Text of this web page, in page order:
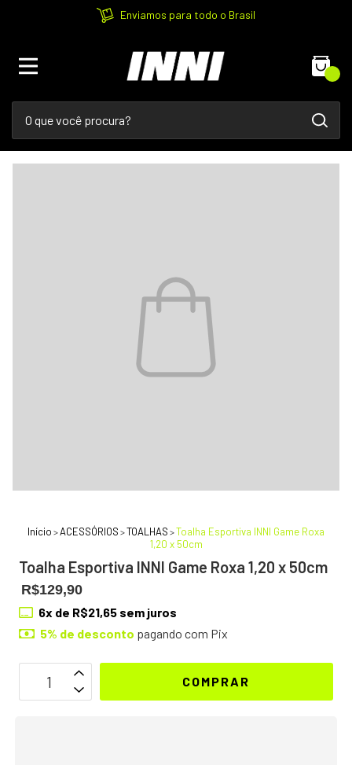
Enviamos para todo o Brasil
Início >ACESSÓRIOS >TOALHAS >Toalha Esportiva INNI Game Roxa
1,20 x 50cm
Toalha Esportiva INNI Game Roxa 1,20 x 50cm
R$129,90
6x de R$21,65 sem juros
5% de desconto pagando com Pix